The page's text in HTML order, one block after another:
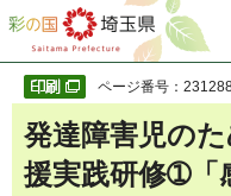
彩の国 埼玉県
ページ番号：
発達障害児の
援実践研修➀「